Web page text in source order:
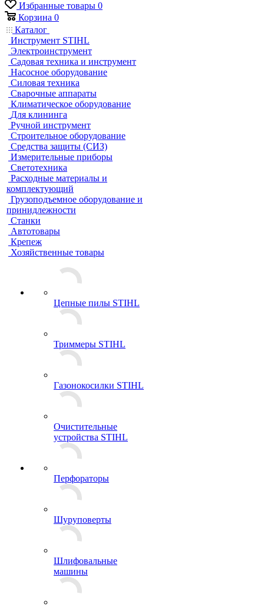
Избранные товары 0
Корзина 0
Каталог
Инструмент STIHL
Электроинструмент
Садовая техника и инструмент
Насосное оборудование
Силовая техника
Сварочные аппараты
Климатическое оборудование
Для клининга
Ручной инструмент
Строительное оборудование
Средства защиты (СИЗ)
Измерительные приборы
Светотехника
Расходные материалы и
комплектующий
Грузоподъемное оборудование и
принидлежности
Станки
Автотовары
Крепеж
Хозяйственные товары
Цепные пилы STIHL
Триммеры STIHL
Газонокосилки STIHL
Очистительные
устройства STIHL
Перфораторы
Шуруповерты
Шлифовальные
машины